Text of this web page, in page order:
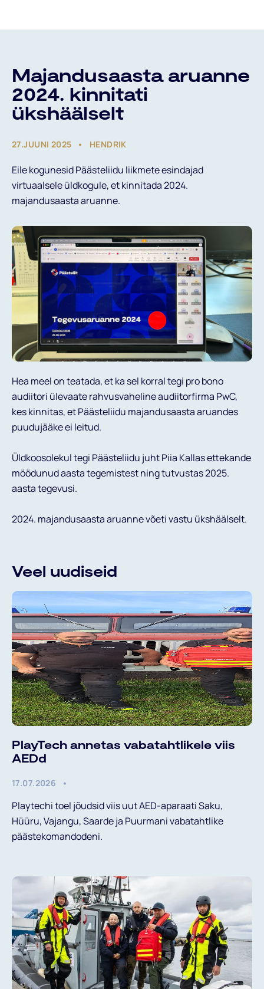
Valdkonnad
Projektid
Uudised
Kutse Andmine
Aitame Ukrainat
ENG
Majandusaasta aruanne
2024. kinnitati
ükshäälselt
27.JUUNI 2025 HENDRIK
Eile kogunesid Päästeliidu liikmete esindajad
virtuaalsele üldkogule, et kinnitada 2024.
majandusaasta aruanne.
Hea meel on teatada, et ka sel korral tegi pro bono
audiitori ülevaate rahvusvaheline audiitorfirma PwC,
kes kinnitas, et Päästeliidu majandusaasta aruandes
puudujääke ei leitud.
Üldkoosolekul tegi Päästeliidu juht Piia Kallas ettekande
möödunud aasta tegemistest ning tutvustas 2025.
aasta tegevusi.
2024. majandusaasta aruanne võeti vastu ükshäälselt.
Veel uudiseid
PlayTech annetas vabatahtlikele viis
AEDd
17.07.2026
Playtechi toel jõudsid viis uut AED-aparaati Saku,
Hüüru, Vajangu, Saarde ja Puurmani vabatahtlike
päästekomandodeni.
Liitu meie uudiskirjaga
Minu Andmed
Tulumaksu tagastuseks on vaja sisestada
annetaja nimi ning isikukood.
EESNIMI*